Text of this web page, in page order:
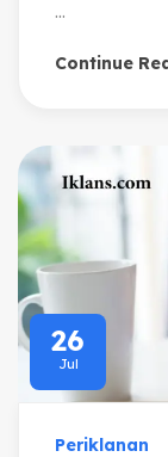
...
Continue
26
Jul
Periklanan